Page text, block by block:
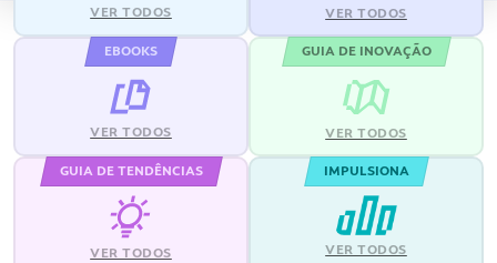
VER TODOS VER TODOS
EBOOKS
VER TODOS
GUIA DE INOVAÇÃO
VER TODOS
GUIA DE TENDÊNCIAS
VER TODOS
IMPULSIONA
VER TODOS